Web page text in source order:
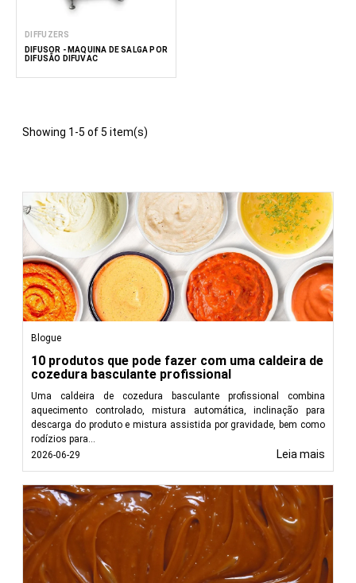
Indústria de Bebidas:
compostos de sabor e aroma para a produção de
bebidas.
Produtos farmacêuticos:
bioativos são extraídos de ervas e plantas para fins
extraídos para utilização em perfumes e produtos
alimentares.
Extração inovadora de produtos com Foodtechprocess
Na FoodTechProcess, oferecemos tecnologia difusora de
ponta, adaptada às suas necessidades de extração. As
nossas soluções são concebidas para garantir uma
extração eficiente e precisa, fornecendo extratos de alta
qualidade para diversas aplicações.
Leia menos
DIFFUZERS
DIFUSOR - MÁQUINA DE SALGA POR
DIFUSÃO DIFUVAC
Showing 1-5 of 5 item(s)
Blogue
10 produtos que pode fazer com uma caldeira de
cozedura basculante profissional
Uma caldeira de cozedura basculante profissional combina
aquecimento controlado, mistura automática, inclinação para
descarga do produto e mistura assistida por gravidade, bem como
rodízios para...
2026-06-29
Leia mais